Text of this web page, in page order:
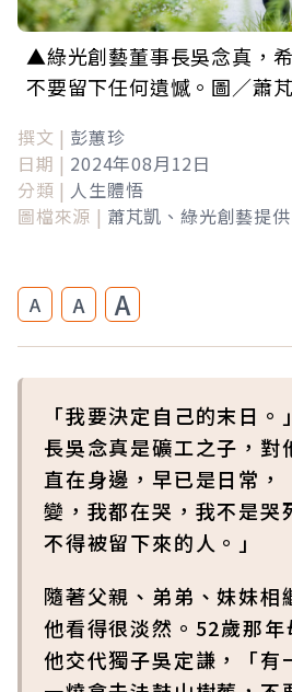
▲綠光創藝董事長吳念真，
不要留下任何遺憾。圖／蕭
撰文 | 彭蕙珍
日期 | 2024年08月12日
分類 | 人生體悟
圖檔來源 | 蕭芃凱、綠光創藝提供
A A A
「我要決定自己的末日
長吳念真是礦工之子，對
直在身邊，早已是日常，
變，我都在哭，我不是哭
不得被留下來的人。」
隨著父親、弟弟、妹妹相
他看得很淡然。52歲那年
他交代獨子吳定謙，「有